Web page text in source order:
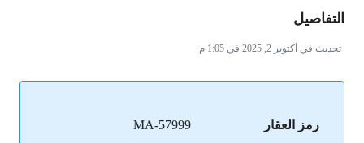
التفاصيل
تحديث في أكتوبر 2, 2025 في 1:05 م
رمز العقار MA-57999